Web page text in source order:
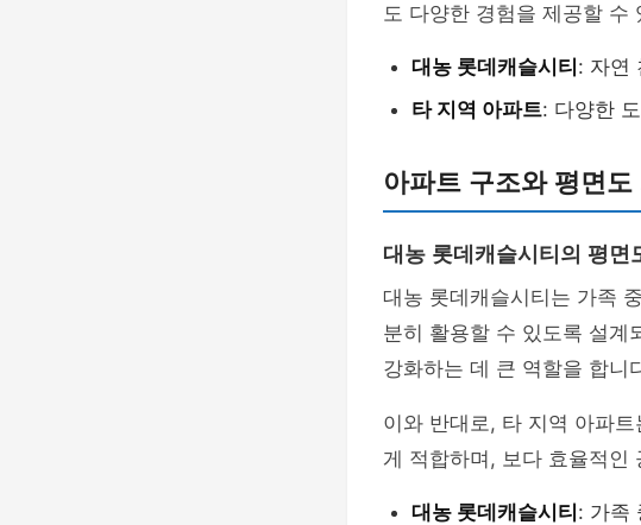
도 다양한 경험을 제공할 수
대농 롯데캐슬시티 : 자연
타 지역 아파트: 다양한
아파트 구조와 평면도
대농 롯데캐슬시티의 평면
대농 롯데캐슬시티는 가족
분히 활용할 수 있도록 설계
강화하는 데 큰 역할을 합니
이와 반대로, 타 지역 아파
게 적합하며, 보다 효율적인
대농 롯데캐슬시티 : 가족